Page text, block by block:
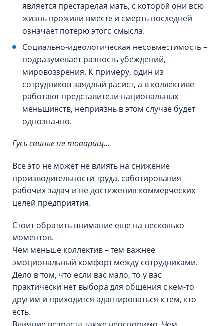
является престарелая мать, с которой они всю
жизнь прожили вместе и смерть последней
означает потерю этого смысла.
Социально-идеологическая несовместимость –
подразумевает разность убеждений,
мировоззрения. К примеру, один из
сотрудников заядлый расист, а в коллективе
работают представители национальных
меньшинств, неприязнь в этом случае будет
однозначно.
Гусь свинье не товарищ…
Все это не может не влиять на снижение
производительности труда, саботирования
рабочих задач и не достижения коммерческих
целей предприятия.
Стоит обратить внимание еще на несколько
моментов.
Чем меньше коллектив – тем важнее
эмоциональный комфорт между сотрудниками.
Дело в том, что если вас мало, то у вас
практически нет выбора для общения с кем-то
другим и приходится адаптироваться к тем, кто
есть.